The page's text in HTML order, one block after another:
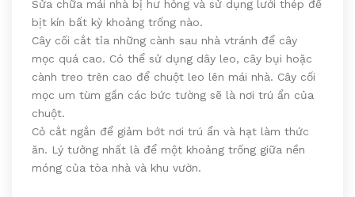
Sửa chữa mái nhà bị hư hỏng và sử dụng lưới thép để
bịt kín bất kỳ khoảng trống nào.
Cây cối cắt tỉa những cành sau nhà vtránh để cây
mọc quá cao. Có thể sử dụng dây leo, cây bụi hoặc
cành treo trên cao để chuột leo lên mái nhà. Cây cối
mọc um tùm gần các bức tường sẽ là nơi trú ẩn của
chuột.
Cỏ cắt ngắn để giảm bớt nơi trú ẩn và hạt làm thức
ăn. Lý tưởng nhất là để một khoảng trống giữa nền
móng của tòa nhà và khu vườn.